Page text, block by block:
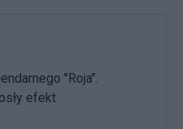
"Roja".
efekt